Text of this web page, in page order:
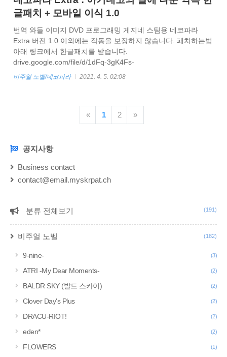
글패치 + 모바일 이식 1.0
번역 와들 이미지 DVD 프로그래밍 게지네 스팀용 네코파라
Extra 버전 1.0 이외에는 작동을 보장하지 않습니다. 패치하는법
아래 링크에서 한글패치를 받습니다.
drive.google.com/file/d/1dFq-3gK4Fs-
DKwqNJYqPoxpL6rP3dqzP/view?usp=sharing
치 파일을 바이러스로 오인해서 파일 일부를 삭제할 수 있습니
다. 압축 해제전에 꼭 백신 예외를 해주세요 스팀용 네코파라의
경우 세이브파일 초기화가 필요합니다. 아래와 같이 클라우드 세
nekopara_extra...
비주얼 노벨/네코파라 2021. 4. 5. 02:08
« 1 2 »
NOTICE공지사항
Business contact
contact@email.myskrpat.ch
CATEGORY
분류 전체보기 (191)
비주얼 노벨 (182)
9-nine- (3)
ATRI -My Dear Moments- (2)
BALDR SKY (발드 스카이) (2)
Clover Day's Plus (2)
DRACU-RIOT! (2)
eden* (2)
FLOWERS (1)